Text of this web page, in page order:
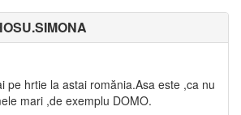
pe hrtie la astai romănia.Asa este ,ca nu
mari ,de exemplu DOMO.